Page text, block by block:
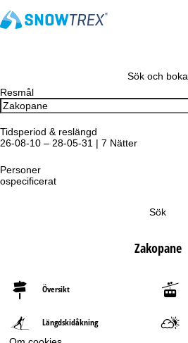
Sök och boka
Resmål
Tidsperiod & reslängd
26-08-10 – 28-05-31 | 7 Nätter
Personer
ospecificerat
Sök
Zakopane
Översikt
Längdskidåkning